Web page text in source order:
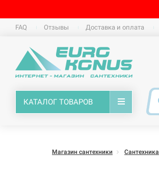
FAQ Отзывы Доставка и оплата
КАТАЛОГ ТОВАРОВ
Магазин сантехники Сантехника